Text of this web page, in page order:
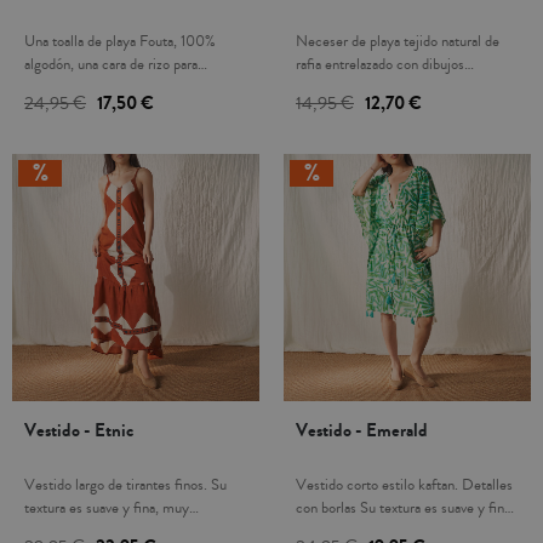
Una toalla de playa Fouta, 100%
algodón, una cara de rizo para
absorción y máxima suavidad. Es
lugar por sus medidas, se seca
rápidamente.
24,95 € 17,50 €
Neceser de playa tejido natural de
rafia entrelazado con dibujos
cuerda en color beige para la
Logotipo estampado en una pieza de
tejido de algodón. Medidas:
29(ancho) x 10,5(fondo) x
18(alto)cm. Es el complemento ideal
para guardar las llaves, móvil,
maquillaje,..y localizarlos al
14,95 € 12,70 €
Vestido - Etnic
Vestido largo de tirantes finos. Su
textura es suave y fina, muy
Vestido - Emerald
Vestido corto estilo kaftan. Detalles
con borlas Su textura es suave y fina,